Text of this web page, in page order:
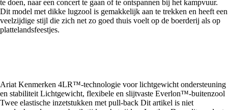
te doen, naar een concert te gaan of te ontspannen bij het kampvuur.
Dit model met dikke lugzool is gemakkelijk aan te trekken en heeft een
veelzijdige stijl die zich net zo goed thuis voelt op de boerderij als op
plattelandsfeestjes.
Ariat Kenmerken 4LR™-technologie voor lichtgewicht ondersteuning
en stabiliteit Lichtgewicht, flexibele en slijtvaste Everlon™-buitenzool
Twee elastische inzetstukken met pull-back Dit artikel is niet